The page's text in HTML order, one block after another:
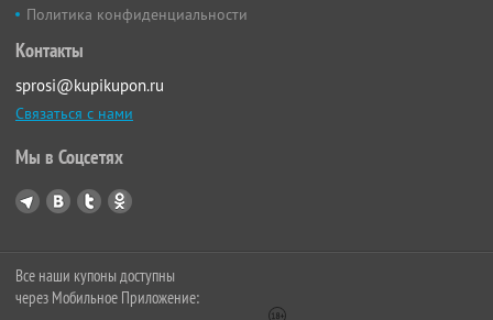
Политика конфиденциальности
Контакты
sprosi@kupikupon.ru
Связаться с нами
Мы в Соцсетях
Все наши купоны доступны
через Мобильное Приложение: